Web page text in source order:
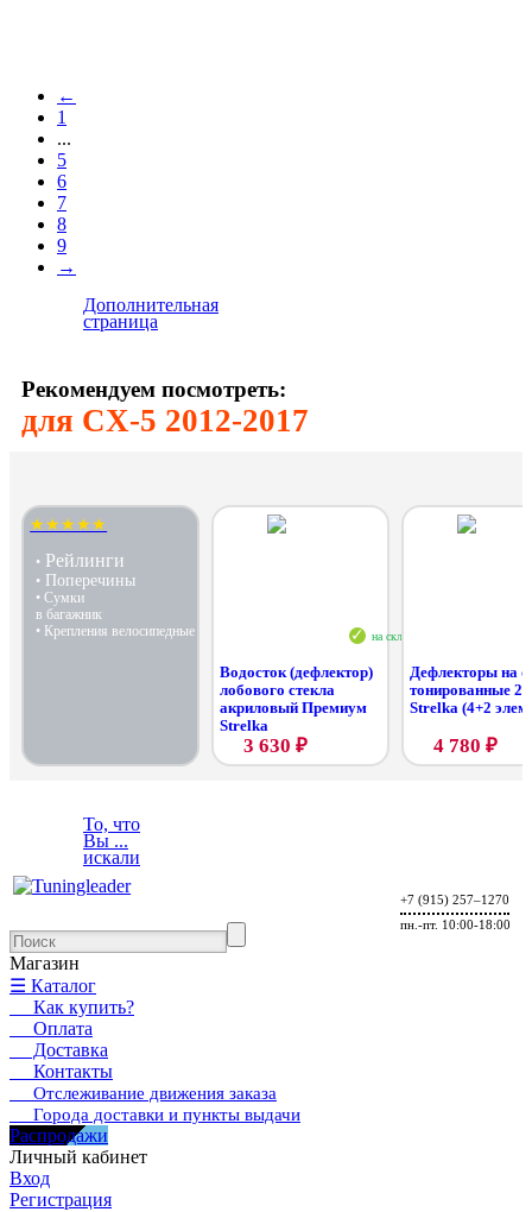
←
1
...
5
6
7
8
9
→
Дополнительная
страница
Рекомендуем посмотреть:
для CX-5 2012-2017
★★★★★
•Рейлинги
•Поперечины
• Сумки
в багажник
• Крепления велосипедные
на складе
Водосток (дефлектор)
лобового стекла
акриловый Премиум
Strelka
3 630 ₽
Дефлекторы на
тонированные
Strelka (4+2
Mazda CX-5 2012-2014
4 780 ₽
То, что
Вы ...
искали
+7 (915) 257–1270
пн.-пт. 10:00-18:00
Магазин
☰ Каталог
Как купить?
Оплата
Доставка
Контакты
Отслеживание движения заказа
Города доставки и пункты выдачи
Распродажи
Личный кабинет
Вход
Регистрация